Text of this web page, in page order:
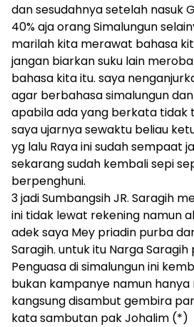
dan sesudahnya setelah nasuk
40% aja orang Simalungun
marilah kita merawat bahasa
jangan biarkan suku lain
bahasa kita itu. saya
agar berbahasa simalungun
apabila ada yang berkata tidak
saya ujarnya sewaktu beliau
yg lalu Raya ini sudah sempaat
sekarang sudah kembali sepi
berpenghuni.
3 jadi Sumbangsih JR. Saragih
ini tidak lewat rekening namun
adek saya Mey priadin purba
Saragih. untuk itu Narga
Penguasa di simalungun ini
bukan kampanye namun hanya
kangsung disambut gembira
kata sambutan pak Johalim (*)